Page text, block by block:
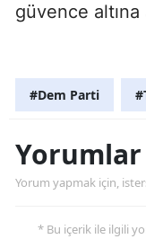
güvence altına
#Dem Parti
Yorumlar
Yorum yapmak için,
* Bu içerik ile ilgili